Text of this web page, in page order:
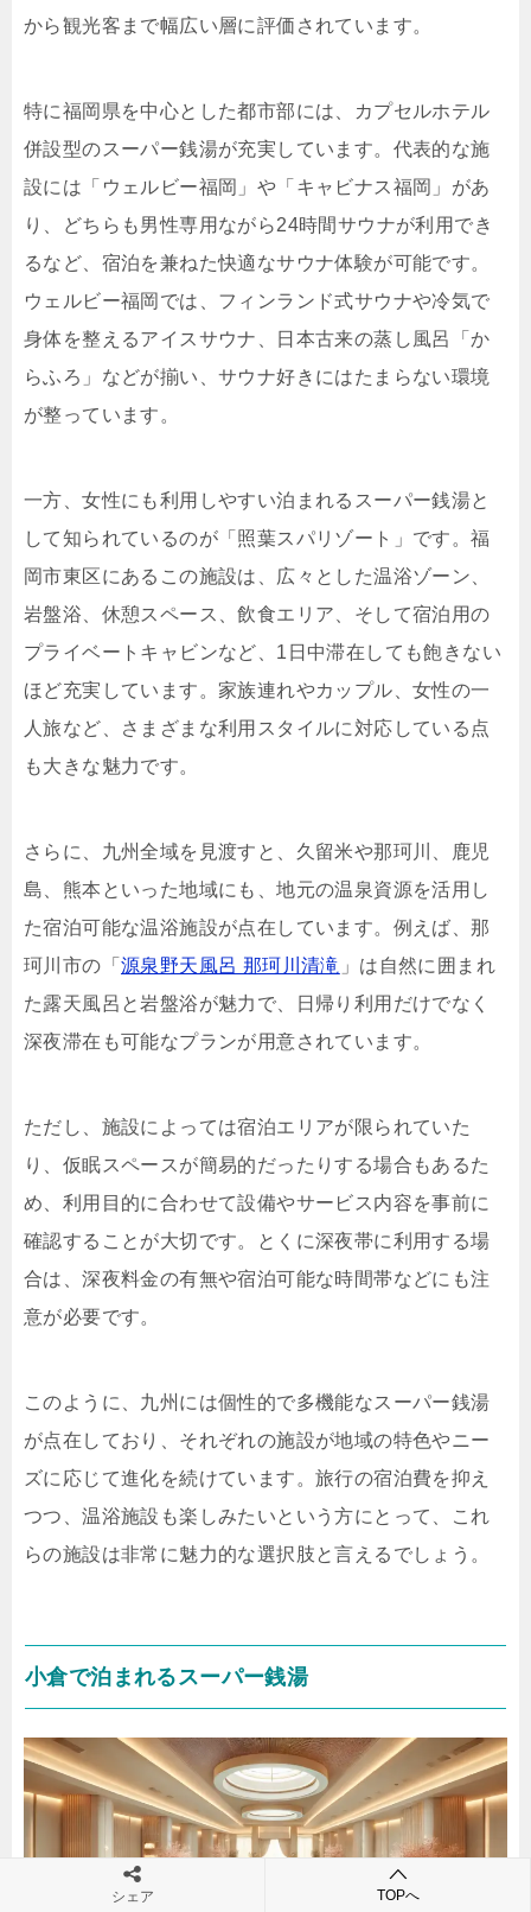
から観光客まで幅広い層に評価されています。
特に福岡県を中心とした都市部には、カプセルホテル
併設型のスーパー銭湯が充実しています。代表的な施
設には「ウェルビー福岡」や「キャビナス福岡」があ
り、どちらも男性専用ながら24時間サウナが利用でき
るなど、宿泊を兼ねた快適なサウナ体験が可能です。
ウェルビー福岡では、フィンランド式サウナや冷気で
身体を整えるアイスサウナ、日本古来の蒸し風呂「か
らふろ」などが揃い、サウナ好きにはたまらない環境
が整っています。
一方、女性にも利用しやすい泊まれるスーパー銭湯と
して知られているのが「照葉スパリゾート」です。福
岡市東区にあるこの施設は、広々とした温浴ゾーン、
岩盤浴、休憩スペース、飲食エリア、そして宿泊用の
プライベートキャビンなど、1日中滞在しても飽きない
ほど充実しています。家族連れやカップル、女性の一
人旅など、さまざまな利用スタイルに対応している点
も大きな魅力です。
さらに、九州全域を見渡すと、久留米や那珂川、鹿児
島、熊本といった地域にも、地元の温泉資源を活用し
た宿泊可能な温浴施設が点在しています。例えば、那
珂川市の「 源泉野天風呂 那珂川清滝 」は自然に囲まれ
た露天風呂と岩盤浴が魅力で、日帰り利用だけでなく
深夜滞在も可能なプランが用意されています。
ただし、施設によっては宿泊エリアが限られていた
り、仮眠スペースが簡易的だったりする場合もあるた
め、利用目的に合わせて設備やサービス内容を事前に
確認することが大切です。とくに深夜帯に利用する場
合は、深夜料金の有無や宿泊可能な時間帯などにも注
意が必要です。
このように、九州には個性的で多機能なスーパー銭湯
が点在しており、それぞれの施設が地域の特色やニー
ズに応じて進化を続けています。旅行の宿泊費を抑え
つつ、温浴施設も楽しみたいという方にとって、これ
らの施設は非常に魅力的な選択肢と言えるでしょう。
小倉で泊まれるスーパー銭湯
シェア TOPへ